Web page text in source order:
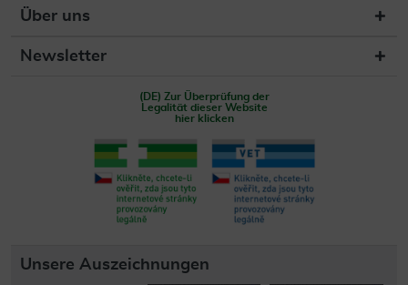
Über uns
Newsletter
(DE) Zur Überprüfung der
Legalität dieser Website
hier klicken
Unsere Auszeichnungen